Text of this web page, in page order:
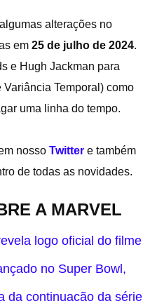
alterações no
em25 de julho de 2024.
e Hugh Jackman para
Variância Temporal) como
uma linha do tempo.
nossoTwitter e também
de todas as novidades.
A MARVEL
logo oficial do filme
no Super Bowl,
da continuação da série